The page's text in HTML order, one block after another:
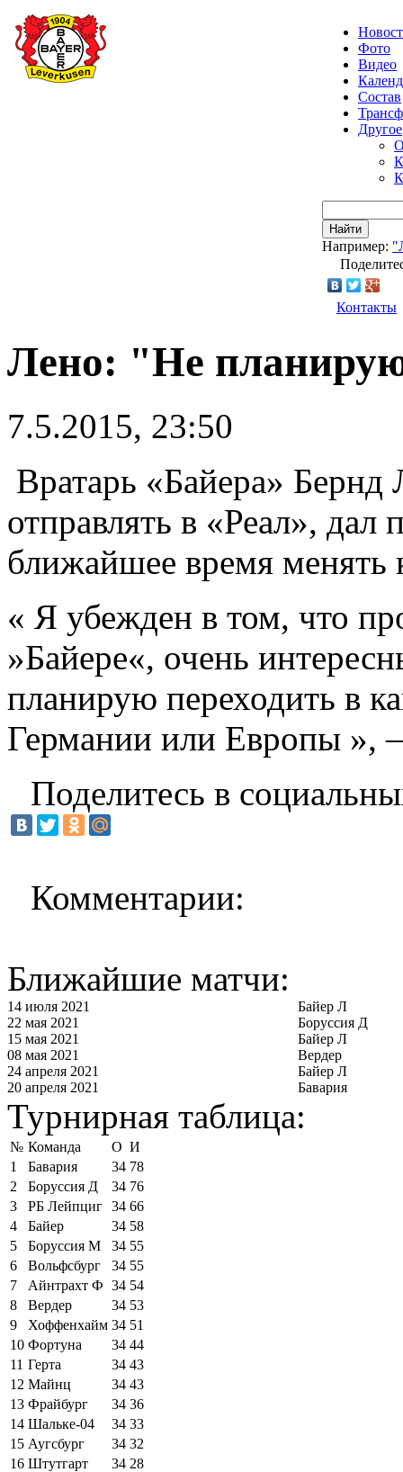
Фото
Видео
Состав
Другое
Найти
Например:
Контакты
Лено: "Не
7.5.2015, 23:50
Вратарь «Байера» Бернд
отправлять в «Реал», дал
ближайшее время менять
« Я убежден в том, что
»Байере«, очень
планирую переходить в
Германии или Европы »,
Поделитесь в
Комментарии:
Ближайшие матчи:
14 июля 2021
Байер Л
22 мая 2021
Боруссия Д
15 мая 2021
Байер Л
08 мая 2021
Вердер
24 апреля 2021
Байер Л
20 апреля 2021
Бавария
Турнирная таблица:
№ Команда О И
1
Бавария 34 78
2
Боруссия Д 34 76
3
РБ Лейпциг 34 66
4
Байер 34 58
5
Боруссия М 34 55
6
Вольфсбург 34 55
7
Айнтрахт Ф 34 54
8
Вердер 34 53
9
Хоффенхайм 34 51
10 Фортуна 34 44
11 Герта 34 43
12 Майнц 34 43
13 Фрайбург 34 36
14 Шальке-04 34 33
15 Аугсбург 34 32
16 Штутгарт 34 28